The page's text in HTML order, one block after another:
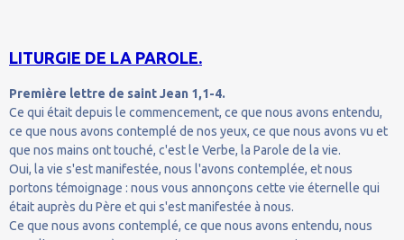
LITURGIE DE LA PAROLE.
Première lettre de saint Jean 1,1-4.
Ce qui était depuis le commencement, ce que nous avons entendu,
ce que nous avons contemplé de nos yeux, ce que nous avons vu et
que nos mains ont touché, c'est le Verbe, la Parole de la vie.
Oui, la vie s'est manifestée, nous l'avons contemplée, et nous
portons témoignage : nous vous annonçons cette vie éternelle qui
était auprès du Père et qui s'est manifestée à nous.
Ce que nous avons contemplé, ce que nous avons entendu, nous